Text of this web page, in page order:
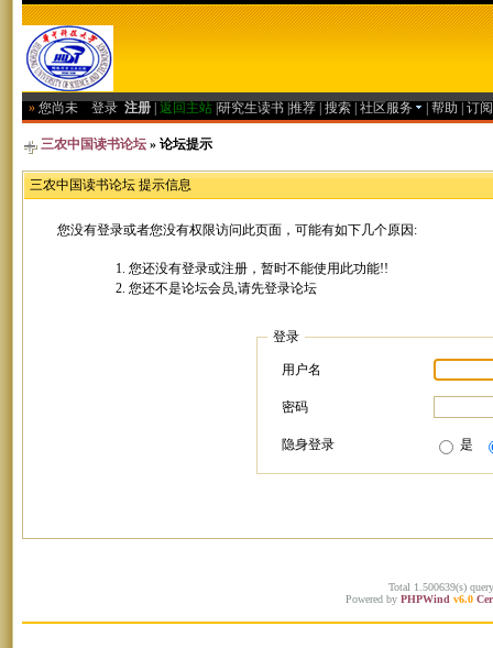
» 您尚未 登录 注册 返回主站 研究生读书 推荐 搜索 社区服务 帮助 订
三农中国读书论坛 » 论坛提示
三农中国读书论坛 提示信息
您没有登录或者您没有权限访问此页面，可能有如下几个原因:
您还没有登录或注册，暂时不能使用此功能!!
您还不是论坛会员,请先登录论坛
登录
用户名
密码
隐身登录 是
Total 1.500639(s)
Powered by PHPWind v6.0